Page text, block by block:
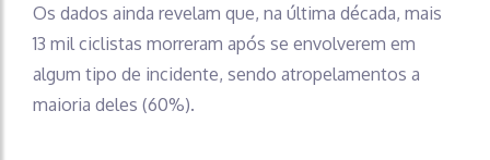
Os dados ainda revelam que, na última década, mais
13 mil ciclistas morreram após se envolverem em
algum tipo de incidente, sendo atropelamentos a
maioria deles (60%).